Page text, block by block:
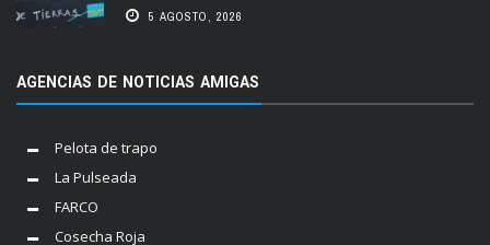
5 AGOSTO, 2026
AGENCIAS DE NOTICIAS AMIGAS
Pelota de trapo
La Pulseada
FARCO
Cosecha Roja